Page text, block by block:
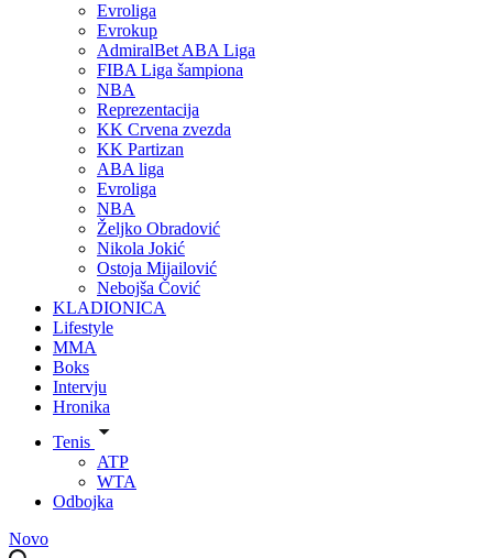
Evroliga
Evrokup
AdmiralBet ABA Liga
FIBA Liga šampiona
NBA
Reprezentacija
KK Crvena zvezda
KK Partizan
ABA liga
Evroliga
NBA
Željko Obradović
Nikola Jokić
Ostoja Mijailović
Nebojša Čović
KLADIONICA
Lifestyle
MMA
Boks
Intervju
Hronika
Tenis
ATP
WTA
Odbojka
Novo